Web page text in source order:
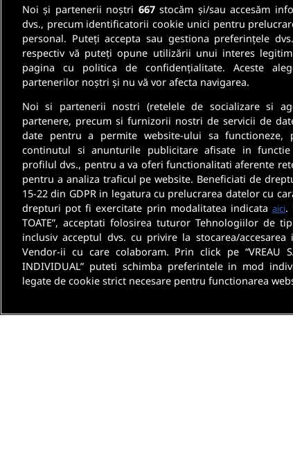
Fii informat
Aboneaza-te la newsletter-ul nostru si
oferte de munca si informatii despre
Noi și partenerii noștri 667stocăm și/sau accesăm
dvs., precum identificatorii cookie unici pentru
personal. Puteți accepta sau gestiona preferințele
respectiv vă puteți opune utilizării unui interes
pagina cu politica de confidențialitate. Aceste
partenerilor noștri și nu vă vor afecta navigarea.
Noi si partenerii nostri (retelele de socializare si
partenere, precum si furnizorii nostri de servicii de
date pentru a permite website-ului sa functioneze,
continutul si anunturile publicitare afisate in
profilul dvs., pentru a va oferi functionalitati aferente
pentru a analiza traficul pe website. Beneficiati de
15-22 din GDPR in legatura cu prelucrarea datelor cu
drepturi pot fi exercitate prin modalitatea indicata aici.
TOATE”, acceptati folosirea tuturor Tehnologiilor de
inclusiv acceptul dvs. cu privire la stocarea/
Vendor-ii cu care colaboram. Prin click pe “VREAU
INDIVIDUAL” puteti schimba preferintele in mod
legate de cookie strict necesare pentru functionarea